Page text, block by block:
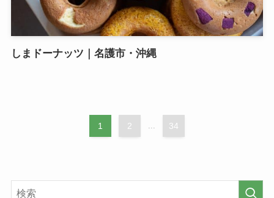
しまドーナッツ｜名護市・沖縄
1 2 ... 34